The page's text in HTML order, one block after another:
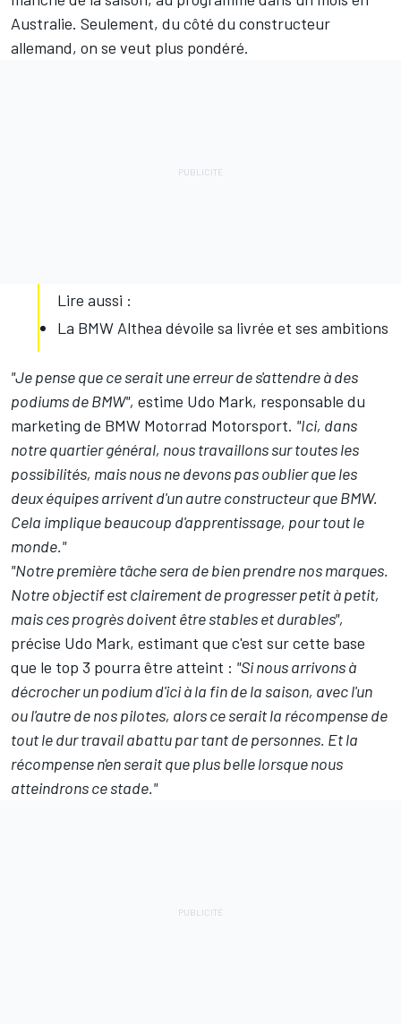
Australie. Seulement, du côté du constructeur
allemand, on se veut plus pondéré.
Lire aussi :
La BMW Althea dévoile sa livrée et ses ambitions
"Je pense que ce serait une erreur de s'attendre à des
podiums de BMW", estime Udo Mark, responsable du
marketing de BMW Motorrad Motorsport. "Ici, dans
notre quartier général, nous travaillons sur toutes les
possibilités, mais nous ne devons pas oublier que les
deux équipes arrivent d'un autre constructeur que BMW.
Cela implique beaucoup d'apprentissage, pour tout le
monde."
"Notre première tâche sera de bien prendre nos marques.
Notre objectif est clairement de progresser petit à petit,
mais ces progrès doivent être stables et durables",
précise Udo Mark, estimant que c'est sur cette base
que le top 3 pourra être atteint : "Si nous arrivons à
décrocher un podium d'ici à la fin de la saison, avec l'un
ou l'autre de nos pilotes, alors ce serait la récompense de
tout le dur travail abattu par tant de personnes. Et la
récompense n'en serait que plus belle lorsque nous
atteindrons ce stade."